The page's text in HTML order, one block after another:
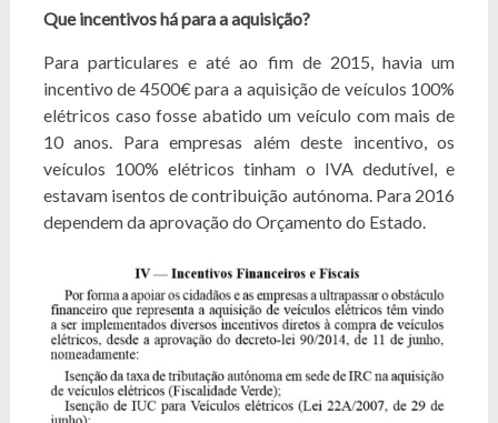
Que incentivos há para a aquisição?
Para particulares e até ao fim de 2015, havia um
incentivo de 4500€ para a aquisição de veículos 100%
elétricos caso fosse abatido um veículo com mais de
10 anos. Para empresas além deste incentivo, os
veículos 100% elétricos tinham o IVA dedutível, e
estavam isentos de contribuição autónoma. Para 2016
dependem da aprovação do Orçamento do Estado.